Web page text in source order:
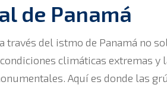
de Panamá
través del istmo de Panamá no
climáticas extremas y
Aquí es donde las